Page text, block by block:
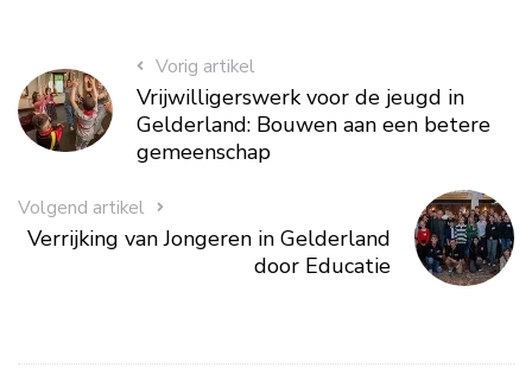
Vorig artikel
Vrijwilligerswerk voor de jeugd in
Gelderland: Bouwen aan een betere
gemeenschap
Volgend artikel
Verrijking van Jongeren in Gelderland
door Educatie